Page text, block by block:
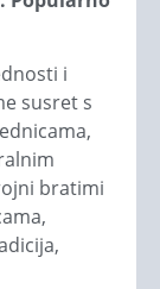
i
susret s
bratimi